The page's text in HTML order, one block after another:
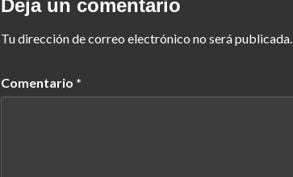
Deja un comentario
Tu dirección de correo electrónico no será publicada.
Comentario *